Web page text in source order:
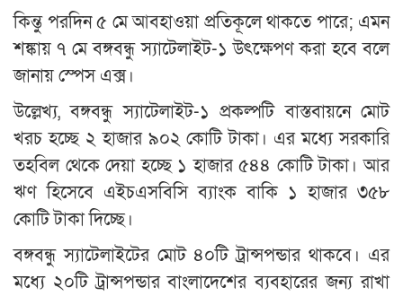
কিন্তু পরদিন ৫ মে আবহাওয়া প্রতিকূলে থাকতে পারে; এমন
শঙ্কায় ৭ মে বঙ্গবন্ধু স্যাটেলাইট-১ উৎক্ষেপণ করা হবে বলে
জানায় স্পেস এক্স।
উল্লেখ্য, বঙ্গবন্ধু স্যাটেলাইট-১ প্রকল্পটি বাস্তবায়নে মোট
খরচ হচ্ছে ২ হাজার ৯০২ কোটি টাকা। এর মধ্যে সরকারি
তহবিল থেকে দেয়া হচ্ছে ১ হাজার ৫৪৪ কোটি টাকা। আর
ঋণ হিসেবে এইচএসবিসি ব্যাংক বাকি ১ হাজার ৩৫৮
কোটি টাকা দিচ্ছে।
বঙ্গবন্ধু স্যাটেলাইটের মোট ৪০টি ট্রান্সপন্ডার থাকবে। এর
মধ্যে ২০টি ট্রান্সপন্ডার বাংলাদেশের ব্যবহারের জন্য রাখা